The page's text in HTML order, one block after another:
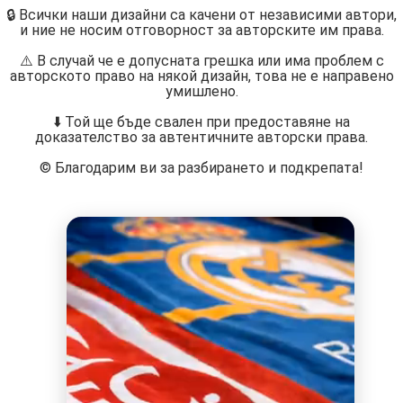
🔒 Всички наши дизайни са качени от независими автори,
и ние не носим отговорност за авторските им права.
⚠️ В случай че е допусната грешка или има проблем с
авторското право на някой дизайн, това не е направено
умишлено.
⬇️ Той ще бъде свален при предоставяне на
доказателство за автентичните авторски права.
©️ Благодарим ви за разбирането и подкрепата!